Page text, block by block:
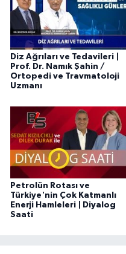
Diz Ağrıları ve Tedavileri |
Prof. Dr. Namık Şahin /
Ortopedi ve Travmatoloji
Uzmanı
Petrolün Rotası ve
Türkiye'nin Çok Katmanlı
Enerji Hamleleri | Diyalog
Saati